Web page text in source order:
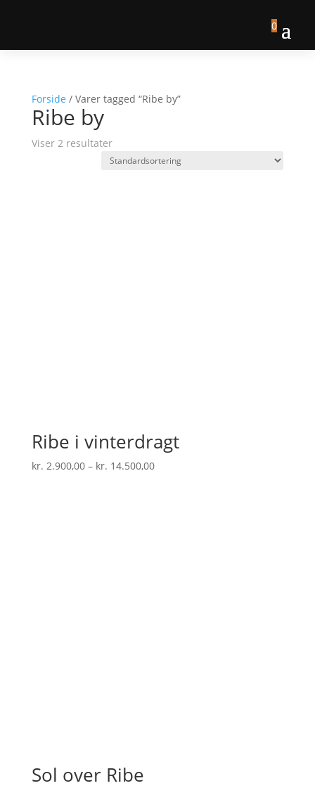
0
Forside / Varer tagged “Ribe by”
Ribe by
Viser 2 resultater
Ribe i vinterdragt
kr. 2.900,00 – kr. 14.500,00Prisinterval:
Sol over Ribe